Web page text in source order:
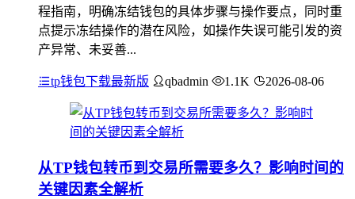
程指南，明确冻结钱包的具体步骤与操作要点，同时重
点提示冻结操作的潜在风险，如操作失误可能引发的资
产异常、未妥善...
tp钱包下载最新版 qbadmin 1.1K 2026-08-06
从TP钱包转币到交易所需要多久？影响时间的
关键因素全解析